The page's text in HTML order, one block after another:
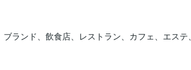
ランド、飲食店、レストラン、カフェ、エステ、